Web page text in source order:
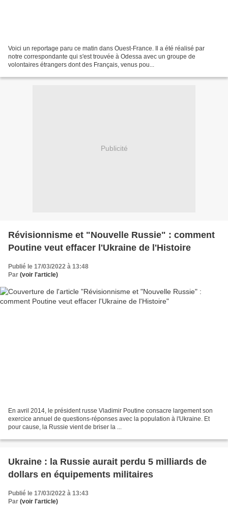
Voici un reportage paru ce matin dans Ouest-France. Il a été réalisé par
notre correspondante qui s'est trouvée à Odessa avec un groupe de
volontaires étrangers dont des Français, venus pou...
Publicité
Révisionnisme et "Nouvelle Russie" : comment
Poutine veut effacer l'Ukraine de l'Histoire
Publié le 17/03/2022 à 13:48
Par (voir l'article)
En avril 2014, le président russe Vladimir Poutine consacre largement son
exercice annuel de questions-réponses avec la population à l'Ukraine. Et
pour cause, la Russie vient de briser la ...
Ukraine : la Russie aurait perdu 5 milliards de
dollars en équipements militaires
Publié le 17/03/2022 à 13:43
Par (voir l'article)